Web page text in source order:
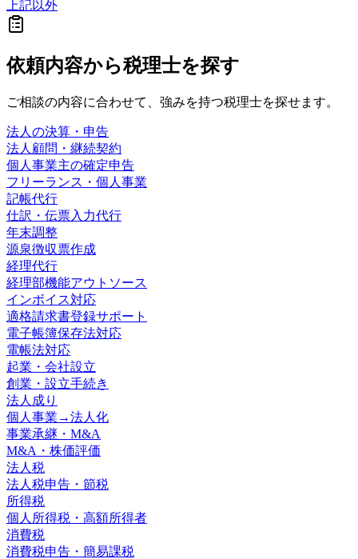
上記以外
依頼内容から税理士を探す
ご相談の内容に合わせて、強みを持つ税理士を探せます。
法人の決算・申告
法人顧問・継続契約
個人事業主の確定申告
フリーランス・個人事業
記帳代行
仕訳・伝票入力代行
年末調整
源泉徴収票作成
経理代行
経理部機能アウトソース
インボイス対応
適格請求書登録サポート
電子帳簿保存法対応
電帳法対応
起業・会社設立
創業・設立手続き
法人成り
個人事業→法人化
事業承継・M&A
M&A・株価評価
法人税
法人税申告・節税
所得税
個人所得税・高額所得者
消費税
消費税申告・簡易課税